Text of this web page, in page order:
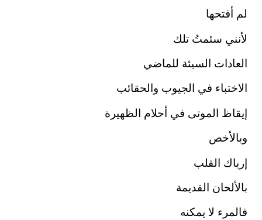
لم أفتحها
لأنني سئمتُ تلك
العادات السيئة للماضي
الاختباء في الجيوب والحقائب
إيقاظ الموتى في أحلام الظهيرة
وبالأخص
إرباك القلب
بالألحان القديمة
فالمرء لا يمكنه